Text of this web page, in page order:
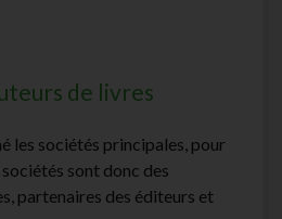
de livres
les sociétés principales, pour
sont donc des
partenaires des éditeurs et